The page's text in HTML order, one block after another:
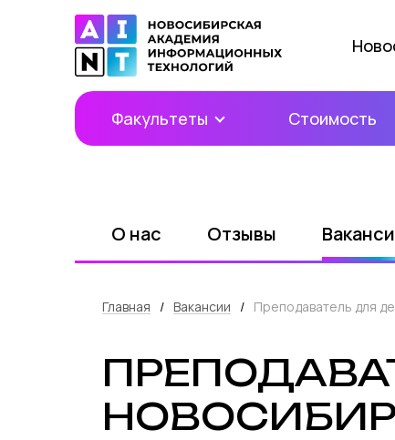
Факультеты Стоимость
О нас Отзывы
Главная / Вакансии / Преподаватель для